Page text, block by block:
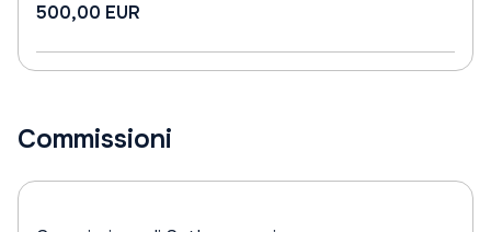
500,00 EUR
Commissioni